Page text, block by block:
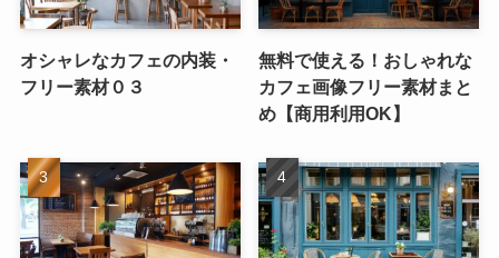
オシャレなカフェの内装・
フリー素材０３
無料で使える！おしゃれな
カフェ画像フリー素材まと
め【商用利用OK】